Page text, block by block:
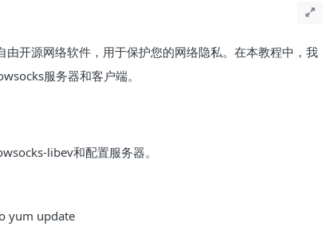
开源网络软件，用于保护您的网络隐私。在本教程中，我
服务器和客户端。
libev和配置服务器。
yum update